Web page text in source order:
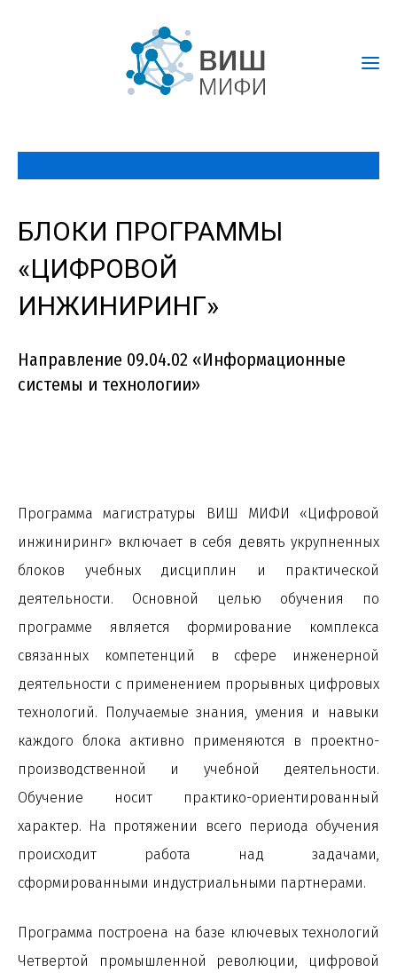
БЛОКИ ПРОГРАММЫ
«ЦИФРОВОЙ
ИНЖИНИРИНГ»
Направление 09.04.02 «Информационные
системы и технологии»
Программа магистратуры ВИШ МИФИ «Цифровой
инжиниринг» включает в себя девять укрупненных
блоков учебных дисциплин и практической
деятельности. Основной целью обучения по
программе является формирование комплекса
связанных компетенций в сфере инженерной
деятельности с применением прорывных цифровых
технологий. Получаемые знания, умения и навыки
каждого блока активно применяются в проектно-
производственной и учебной деятельности.
Обучение носит практико-ориентированный
характер. На протяжении всего периода обучения
происходит работа над задачами,
сформированными индустриальными партнерами.
Программа построена на базе ключевых технологий
Четвертой промышленной революции, цифровой